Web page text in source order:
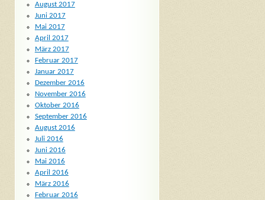
August 2017
Juni 2017
Mai 2017
April 2017
März 2017
Februar 2017
Januar 2017
Dezember 2016
November 2016
Oktober 2016
September 2016
August 2016
Juli 2016
Juni 2016
Mai 2016
April 2016
März 2016
Februar 2016